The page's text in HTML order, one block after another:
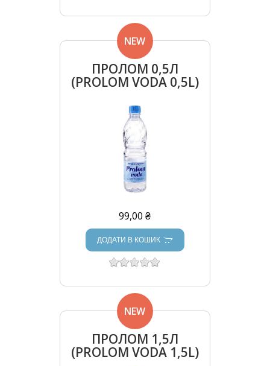
ПРОЛОМ 0,5Л
(PROLOM VODA 0,5L)
NEW
99,00 ₴
ДОДАТИ В КОШИК
ПРОЛОМ 1,5Л
(PROLOM VODA 1,5L)
NEW